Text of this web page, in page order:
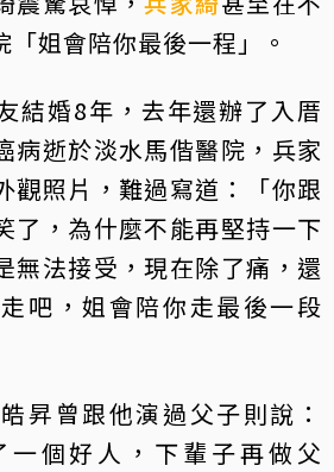
姐會陪你最後一程」。
結婚8年，去年還辦了入厝
病逝於淡水馬偕醫院，兵家
觀照片，難過寫道：「你跟
了，為什麼不能再堅持一下
無法接受，現在除了痛，還
吧，姐會陪你走最後一段
昇曾跟他演過父子則說：
一個好人，下輩子再做父